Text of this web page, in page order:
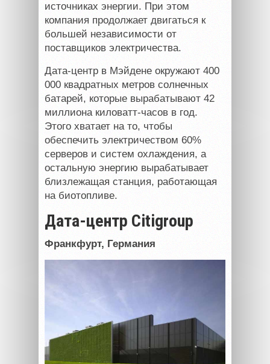
источниках энергии. При этом
компания продолжает двигаться к
большей независимости от
поставщиков электричества.
Дата-центр в Мэйдене окружают 400
000 квадратных метров солнечных
батарей, которые вырабатывают 42
миллиона киловатт-часов в год.
Этого хватает на то, чтобы
обеспечить электричеством 60%
серверов и систем охлаждения, а
остальную энергию вырабатывает
близлежащая станция, работающая
на биотопливе.
Дата-центр Citigroup
Франкфурт, Германия